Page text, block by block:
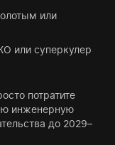
или
или суперкулер
потратите
инженерную
до 2029–